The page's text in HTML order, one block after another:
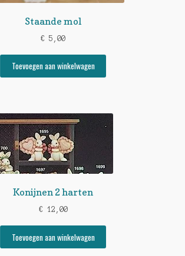
Staande mol
€ 5,00
Toevoegen aan winkelwagen
Konijnen 2 harten
€ 12,00
Toevoegen aan winkelwagen